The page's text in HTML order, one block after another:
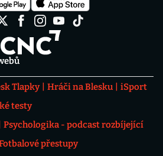
Tlapky Hráči na Blesku
iSport
testy
Psychologika - podcast rozbíjející
přestupy